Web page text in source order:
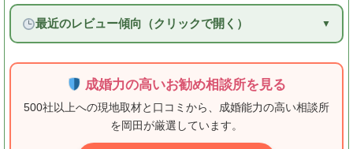
最近のレビュー傾向（クリックで開く）
成婚力の高いお勧め相談所を見る
500社以上への現地取材と口コミから、成婚能力の高い相談所
を岡田が厳選しています。